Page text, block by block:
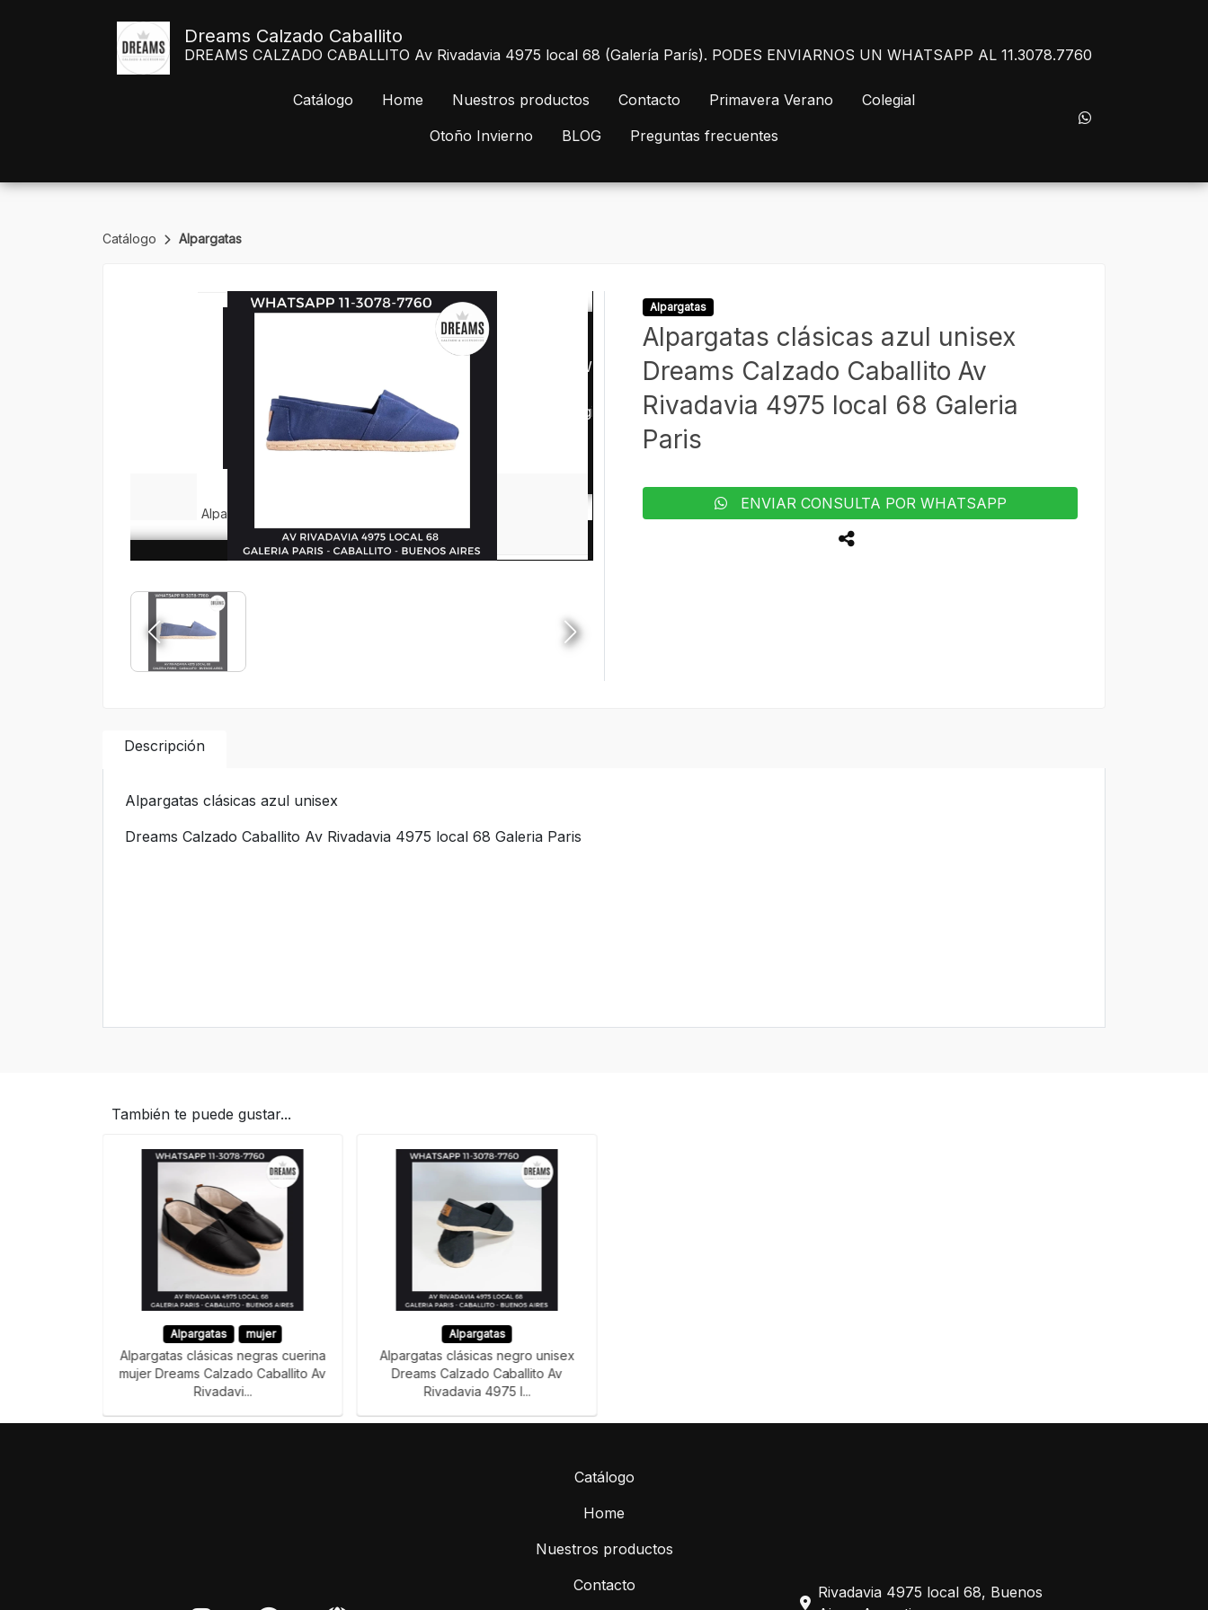
Dreams Calzado Caballito
DREAMS CALZADO CABALLITO Av Rivadavia 4975 local 68 (Galería París). PODES ENVIARNOS UN WHATSAPP AL 11.3078.7760
Catálogo Home Nuestros productos Contacto Primavera Verano
Colegial
Otoño Invierno
BLOG Preguntas frecuentes
Catálogo Alpargatas
Alpargatas
Alpargatas clásicas azul unisex
Dreams Calzado Caballito Av
Rivadavia 4975 local 68 Galeria
Paris
ENVIAR CONSULTA POR WHATSAPP
Descripción
Alpargatas clásicas azul unisex
Dreams Calzado Caballito Av Rivadavia 4975 local 68 Galeria Paris
También te puede gustar...
Alpargatas mujer
Alpargatas clásicas negras cuerina
mujer Dreams Calzado Caballito Av
Rivadavi...
Alpargatas
Alpargatas clásicas negro unisex
Dreams Calzado Caballito Av
Rivadavia 4975 l...
Catálogo
Home
Nuestros productos
Contacto
Rivadavia 4975 local 68, Buenos